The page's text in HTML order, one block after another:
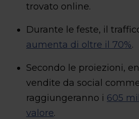
trovato online.
Durante le feste, il
aumenta di oltre il 70%.
Secondo le proiezioni,
vendite da social
raggiungeranno i 605
valore.